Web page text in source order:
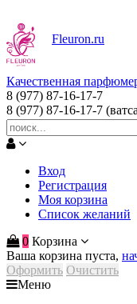
Fleuron.ru
Качественная
8 (977) 87-16-17-7
8 (977) 87-16-17-7
Вход
Регистрация
Моя корзина
Список желаний
0 Корзина
Ваша корзина пуста,
Оформить Очистить
Меню